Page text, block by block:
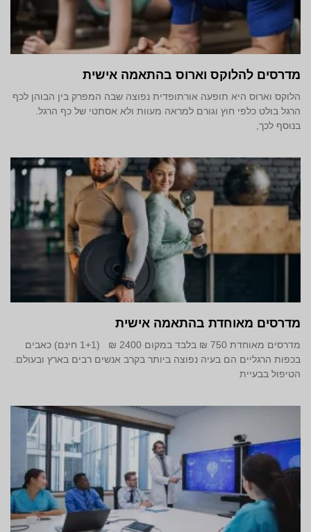
מדרסים להלוקס וארוס בהתאמה אישית
הלוקס וארוס היא תופעה אורתופדית נפוצה שבה המפרק בין הבוהן לכף
הרגל בולט כלפי חוץ וגורם למראה מעוות ולא אסתטי של כף הרגל.
בנוסף לכך,
מדרסים מאוחדת בהתאמה אישית
מדרסים מאוחדת 750 ₪ בלבד במקום 2400 ₪ (1+1 חינם) כאבים
בכפות הרגליים הם בעיה נפוצה ביותר בקרב אנשים רבים בארץ ובעולם.
הטיפול בבעיית